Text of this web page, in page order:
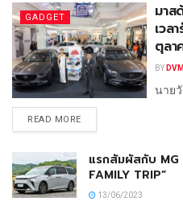
GADGET
มาส
เวล
ตุลา
BY
นายวั
READ MORE
แรกสัมผัสกับ MG
FAMILY TRIP”
13/06/2023